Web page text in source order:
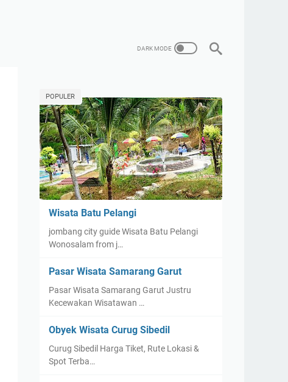
POPULER
Wisata Batu Pelangi
jombang city guide Wisata Batu Pelangi
Wonosalam from j…
Pasar Wisata Samarang Garut
Pasar Wisata Samarang Garut Justru
Kecewakan Wisatawan …
Obyek Wisata Curug Sibedil
Curug Sibedil Harga Tiket, Rute Lokasi &
Spot Terba…